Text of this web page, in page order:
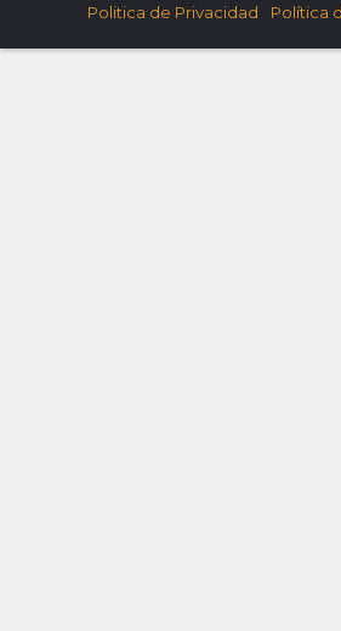
Politica de Privacidad
Política